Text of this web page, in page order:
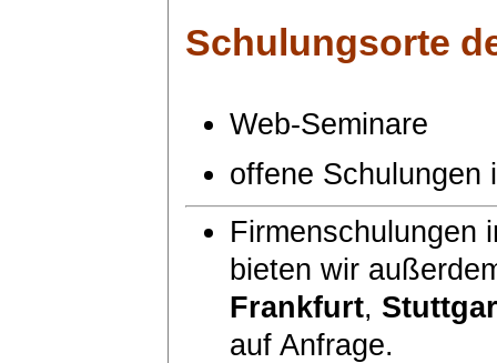
Schulungsorte
Web-Seminare
offene Schulungen
Firmenschulungen
bieten wir
Frankfurt,
auf Anfrage.